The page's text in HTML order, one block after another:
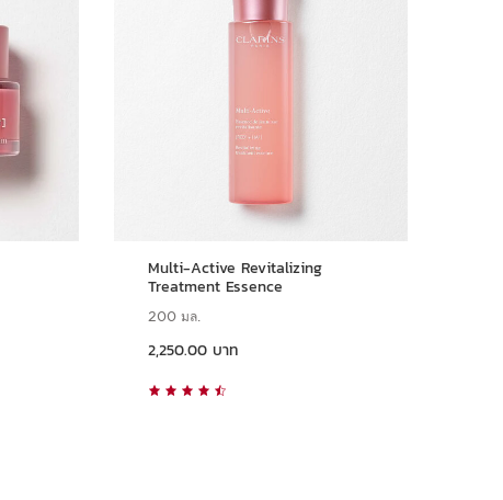
Multi-Active Revitalizing
Treatment Essence
200 มล.
2,250.00 บาท